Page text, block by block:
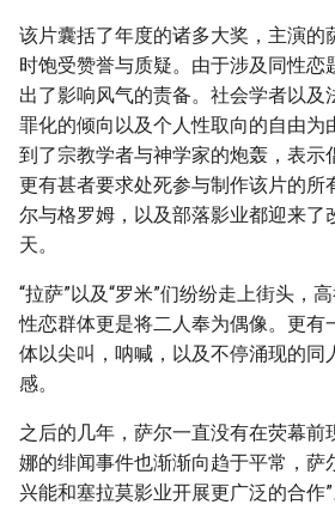
该片囊括了年度的诸多大奖，主演的
时饱受赞誉与质疑。由于涉及同性恋
出了影响风气的责备。社会学者以及
罪化的倾向以及个人性取向的自由为
到了宗教学者与神学家的炮轰，表示
更有甚者要求处死参与制作该片的所
尔与格罗姆，以及部落影业都迎来了
天。
“拉萨”以及“罗米”们纷纷走上街头，
性恋群体更是将二人奉为偶像。更有
体以尖叫，呐喊，以及不停涌现的同
感。
之后的几年，萨尔一直没有在荧幕前
娜的绯闻事件也渐渐向趋于平常，萨
兴能和塞拉莫影业开展更广泛的合作”